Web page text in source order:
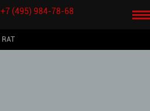
+7 (495) 984-78-68
RAT
НАЗАД